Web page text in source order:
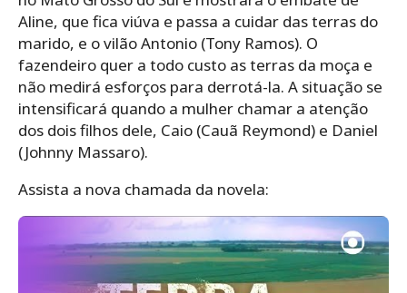
Aline, que fica viúva e passa a cuidar das terras do
marido, e o vilão Antonio (Tony Ramos). O
fazendeiro quer a todo custo as terras da moça e
não medirá esforços para derrotá-la. A situação se
intensificará quando a mulher chamar a atenção
dos dois filhos dele, Caio (Cauã Reymond) e Daniel
(Johnny Massaro).
Assista a nova chamada da novela: